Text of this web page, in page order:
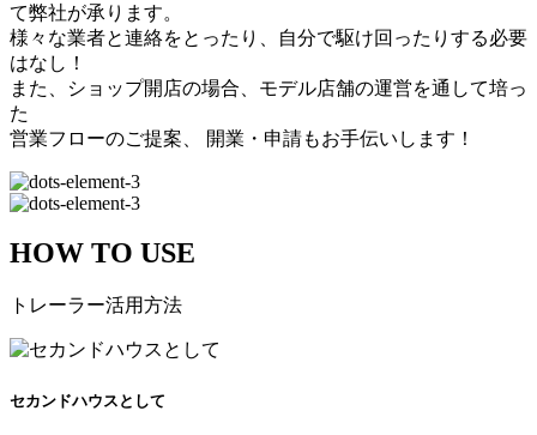
て弊社が承ります。
様々な業者と連絡をとったり、自分で駆け回ったりする必要
はなし！
また、ショップ開店の場合、モデル店舗の運営を通して培っ
た
営業フローのご提案、 開業・申請もお手伝いします！
HOW TO USE
トレーラー活用方法
セカンドハウスとして